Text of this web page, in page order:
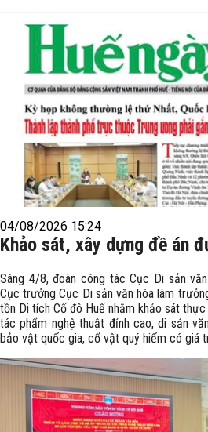
04/08/2026 15:24
Khảo sát, xây dựng đề án
Sáng 4/8, đoàn công tác Cục Di sản
Cục trưởng Cục Di sản văn hóa làm
tồn Di tích Cố đô Huế nhằm khảo sát
tác phẩm nghệ thuật đỉnh cao, di sản
bảo vật quốc gia, cổ vật quý hiếm có giá